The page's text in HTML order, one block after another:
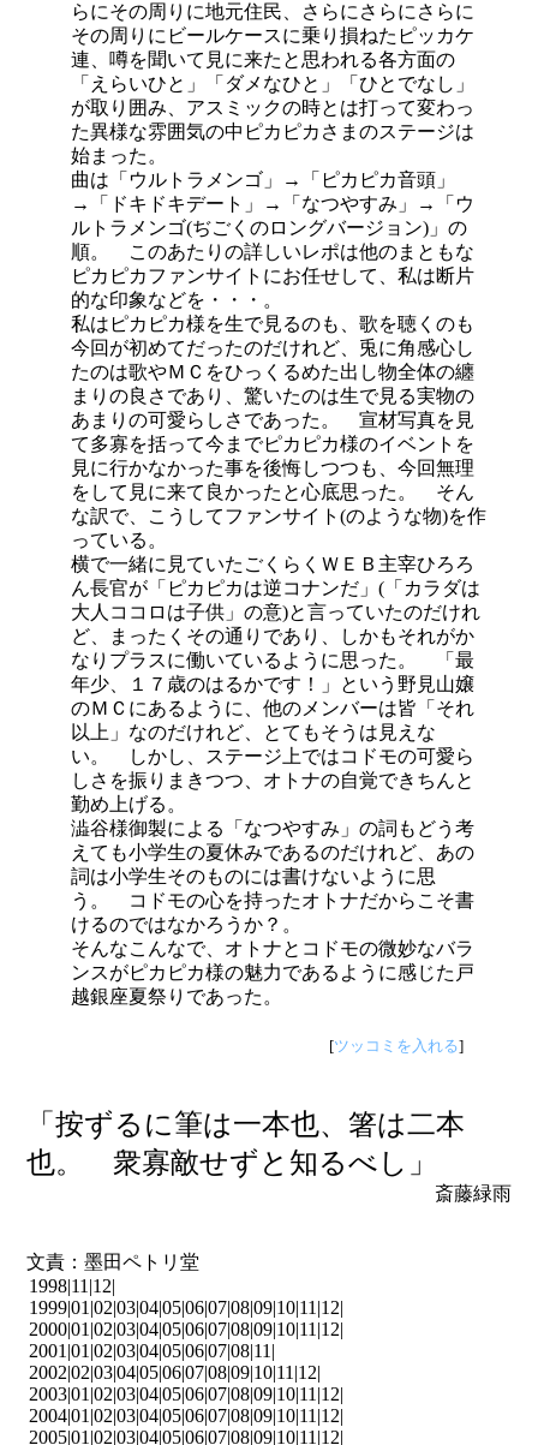
らにその周りに地元住民、さらにさらにさらに
その周りにビールケースに乗り損ねたピッカケ
連、噂を聞いて見に来たと思われる各方面の
「えらいひと」「ダメなひと」「ひとでなし」
が取り囲み、アスミックの時とは打って変わっ
た異様な雰囲気の中ピカピカさまのステージは
始まった。
曲は「ウルトラメンゴ」→「ピカピカ音頭」
→「ドキドキデート」→「なつやすみ」→「ウ
ルトラメンゴ(ぢごくのロングバージョン)」の
順。 このあたりの詳しいレポは他のまともな
ピカピカファンサイトにお任せして、私は断片
的な印象などを・・・。
私はピカピカ様を生で見るのも、歌を聴くのも
今回が初めてだったのだけれど、兎に角感心し
たのは歌やＭＣをひっくるめた出し物全体の纏
まりの良さであり、驚いたのは生で見る実物の
あまりの可愛らしさであった。 宣材写真を見
て多寡を括って今までピカピカ様のイベントを
見に行かなかった事を後悔しつつも、今回無理
をして見に来て良かったと心底思った。 そん
な訳で、こうしてファンサイト(のような物)を作
っている。
横で一緒に見ていたごくらくＷＥＢ主宰ひろろ
ん長官が「ピカピカは逆コナンだ」(「カラダは
大人ココロは子供」の意)と言っていたのだけれ
ど、まったくその通りであり、しかもそれがか
なりプラスに働いているように思った。 「最
年少、１７歳のはるかです！」という野見山嬢
のＭＣにあるように、他のメンバーは皆「それ
以上」なのだけれど、とてもそうは見えな
い。 しかし、ステージ上ではコドモの可愛ら
しさを振りまきつつ、オトナの自覚できちんと
勤め上げる。
澁谷様御製による「なつやすみ」の詞もどう考
えても小学生の夏休みであるのだけれど、あの
詞は小学生そのものには書けないように思
う。 コドモの心を持ったオトナだからこそ書
けるのではなかろうか？。
そんなこんなで、オトナとコドモの微妙なバラ
ンスがピカピカ様の魅力であるように感じた戸
越銀座夏祭りであった。
[ツッコミを入れる]
「按ずるに筆は一本也、箸は二本
也。 衆寡敵せずと知るべし」
斎藤緑雨
文責：墨田ペトリ堂
1998|11 |12|
1999|01 |02|03|04|05|06|07|08|09|10|11 |12|
2000|01 |02|03|04|05|06|07|08|09|10|11 |12|
2001|01 |02|03|04|05|06|07|08|11 |
2002|02|03|04|05|06|07|08|09|10|11 |12|
2003|01 |02|03|04|05|06|07|08|09|10|11 |12|
2004|01 |02|03|04|05|06|07|08|09|10|11 |12|
2005|01 |02|03|04|05|06|07|08|09|10|11 |12|